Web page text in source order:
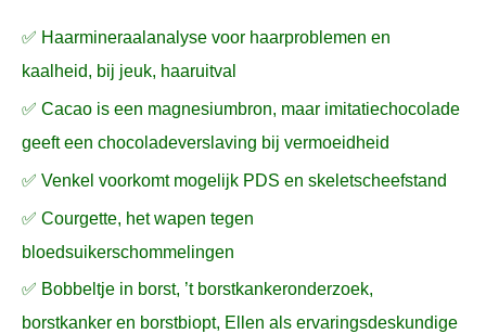
✅ Haarmineraalanalyse voor haarproblemen en
kaalheid, bij jeuk, haaruitval
✅ Cacao is een magnesiumbron, maar imitatiechocolade
geeft een chocoladeverslaving bij vermoeidheid
✅ Venkel voorkomt mogelijk PDS en skeletscheefstand
✅ Courgette, het wapen tegen
bloedsuikerschommelingen
✅ Bobbeltje in borst, ’t borstkankeronderzoek,
borstkanker en borstbiopt, Ellen als ervaringsdeskundige